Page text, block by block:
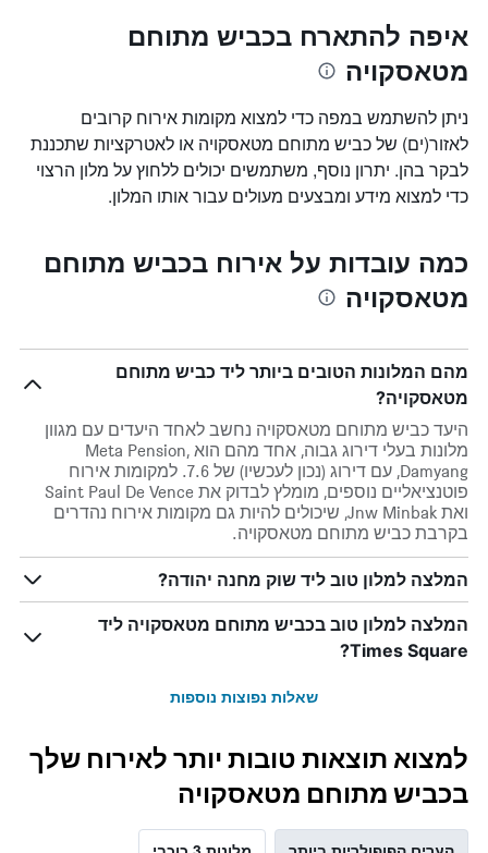
איפה להתארח בכביש מתוחם
מטאסקויה
ניתן להשתמש במפה כדי למצוא מקומות אירוח קרובים
לאזור(ים) של כביש מתוחם מטאסקויה או לאטרקציות שתכננת
לבקר בהן. יתרון נוסף, משתמשים יכולים ללחוץ על מלון הרצוי
כדי למצוא מידע ומבצעים מעולים עבור אותו המלון.
כמה עובדות על אירוח בכביש מתוחם
מטאסקויה
מהם המלונות הטובים ביותר ליד כביש מתוחם
מטאסקויה?
היעד כביש מתוחם מטאסקויה נחשב לאחד היעדים עם מגוון
מלונות בעלי דירוג גבוה, אחד מהם הוא Meta Pension,
Damyang, עם דירוג (נכון לעכשיו) של 7.6. למקומות אירוח
פוטנציאליים נוספים, מומלץ לבדוק את Saint Paul De Vence
ואת Jnw Minbak, שיכולים להיות גם מקומות אירוח נהדרים
בקרבת כביש מתוחם מטאסקויה.
המלצה למלון טוב ליד שוק מחנה יהודה?
המלצה למלון טוב בכביש מתוחם מטאסקויה ליד
Times Square?
שאלות נפוצות נוספות
למצוא תוצאות טובות יותר לאירוח שלך
בכביש מתוחם מטאסקויה